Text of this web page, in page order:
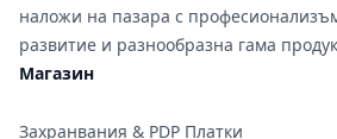
наложи на пазара с
развитие и разнообразна гама
Магазин
Захранвания & PDP Платки